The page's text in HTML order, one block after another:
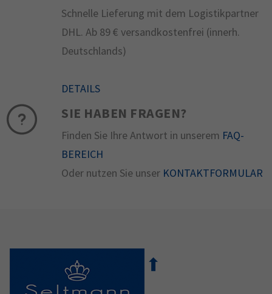
Schnelle Lieferung mit dem Logistikpartner
DHL. Ab 89 € versandkostenfrei (innerh.
Deutschlands)
DETAILS
SIE HABEN FRAGEN?
Finden Sie Ihre Antwort in unserem FAQ-
BEREICH
Oder nutzen Sie unser KONTAKTFORMULAR